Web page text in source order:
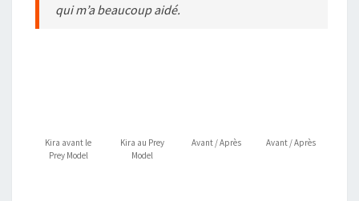
qui m’a beaucoup aidé.
Kira avant le
Prey Model
Kira au Prey
Model
Avant / Après Avant / Après